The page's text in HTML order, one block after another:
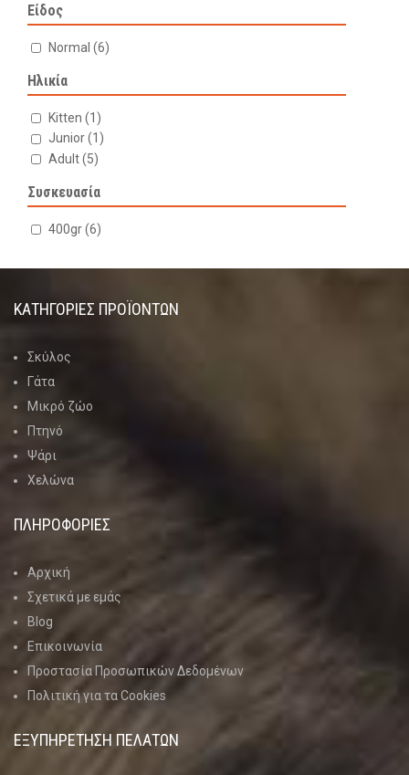
Είδος
Normal (6)
Ηλικία
Kitten (1)
Junior(1)
Adult(5)
Συσκευασία
400gr(6)
ΚΑΤΗΓΟΡΊΕΣ ΠΡΟΪΌΝΤΩΝ
Σκύλος
Γάτα
Μικρό ζώο
Πτηνό
Ψάρι
Χελώνα
ΠΛΗΡΟΦΟΡΙΕΣ
Αρχική
Σχετικά με εμάς
Blog
Επικοινωνία
Προστασία Προσωπικών Δεδομένων
Πολιτική για τα Cookies
ΕΞΥΠΗΡΕΤΗΣΗ ΠΕΛΑΤΩΝ